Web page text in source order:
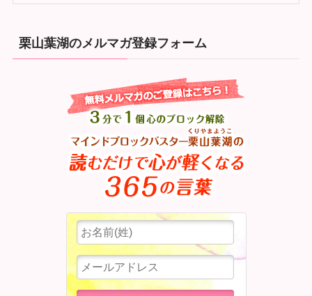
栗山葉湖のメルマガ登録フォーム